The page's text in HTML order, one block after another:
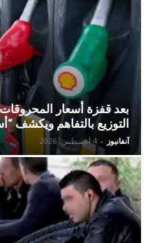
بعد قفزة أسعار
التوزيع بالتفاهم ويكشف
آنفانيوز - 4 أغسطس، 2026